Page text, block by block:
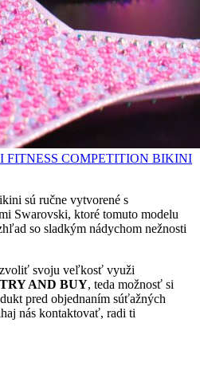
COMPETITION BIKINI
sú ručne vytvorené s
Swarovski, ktoré tomuto modelu
so sladkým nádychom nežnosti
svoju veľkosť využi
AND BUY, teda možnosť si
pred objednaním súťažných
nás kontaktovať, radi ti